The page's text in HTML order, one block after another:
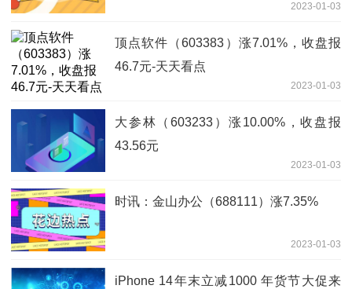
2023-01-03
顶点软件（603383）涨7.01%，收盘报
46.7元-天天看点
2023-01-03
大参林（603233）涨10.00%，收盘报
43.56元
2023-01-03
时讯：金山办公（688111）涨7.35%
2023-01-03
iPhone 14年末立减1000 年货节大促来